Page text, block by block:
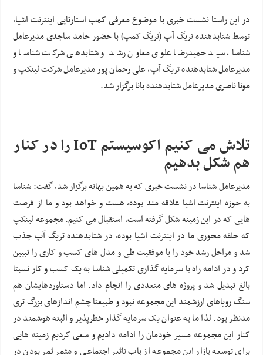
در این راستا نشست خبری با موضوع معرفی کمپ استارتاپی اینترنت اشیا،
توسط شتابدهنده تریگ آپ (تریگ کمپ) با حضور حامد ساجدی مدیرعامل
شناسا، سید حمیدرضا علوی معاون رشد و شتابدهی شرکت شناسا و
مدیرعامل شتابدهنده تریگ آپ، علی رحمان پور مدیرعامل شرکت لینکپ و
مونا ناصری مدیرعامل شتابدهنده بانا برگزار شد.
تلاش می کنیم اکوسیستم IoT را در کنار
هم شکل بدهیم
مدیرعامل شناسا در نشست خبری که به همین بهانه برگزار شد، گفت: شناسا
به حوزه اینترنت اشیا علاقه مند بوده، هست و خواهد بود و ما از فرصت
هایی که در این زمینه شکل گرفته است، استقبال می کنیم. مجموعه لینکپ
که حلقه محوری ما در اینترنت اشیا بوده، در شتابدهنده تریگ آپ جذب
شد و مراحل رشد خود را با موفقیت طی و مدل های کسب و کاری را تبیین
کرد و در ادامه راه با سرمایه گذاری تکمیلی شناسا به یک کسب و کار نسبتا
بالغ تبدیل شد و پروژه های متعددی را انجام داد. اما دستاوردهایشان هم
سنگ رویاهای ارزشمند این مجموعه نبود و طبیعتا چشم اندازهای بزرگ تری
مدنظر بود. لذا ما به عنوان یک سرمایه گذار خطرپذیر و البته هوشمند در
کنار این مجموعه مسیر خودمان را ادامه دادیم و سعی کردیم زمینه هایی
برای توسعه بازار این مجموعه از باب تاثیر اجتماعی و مثمر ثمر بودن در